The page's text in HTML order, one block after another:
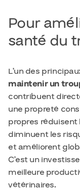
Pour
santé du
L’un des
maintenir un
contribuent
une propreté
propres
diminuent les
et améliorent
C’est un
meilleure
vétérinaires.